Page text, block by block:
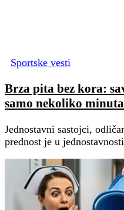
Sportske vesti
Brza pita bez kora:
samo nekoliko minuta
Jednostavni sastojci,
prednost je u